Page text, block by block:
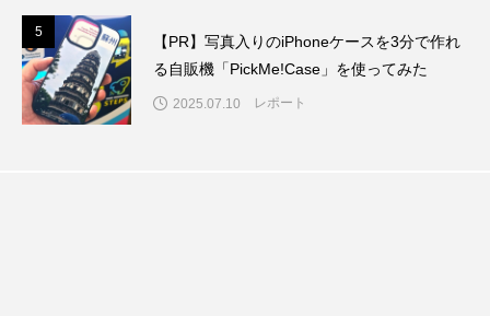
5
【PR】写真入りのiPhoneケースを3分で作れ
る自販機「PickMe!Case」を使ってみた
2025.07.10 レポート